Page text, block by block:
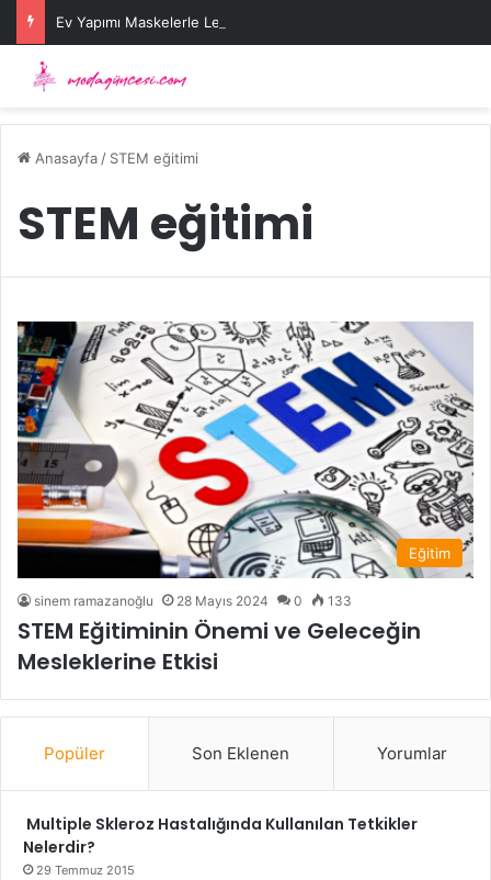
Ev Yapımı Maskelerle Leke Sorununa Çözüm Önerileri
Anasayfa / STEM eğitimi
STEM eğitimi
Eğitim
sinem ramazanoğlu 28 Mayıs 2024 0 133
STEM Eğitiminin Önemi ve Geleceğin
Mesleklerine Etkisi
Popüler Son Eklenen Yorumlar
Multiple Skleroz Hastalığında Kullanılan Tetkikler
Nelerdir?
29 Temmuz 2015